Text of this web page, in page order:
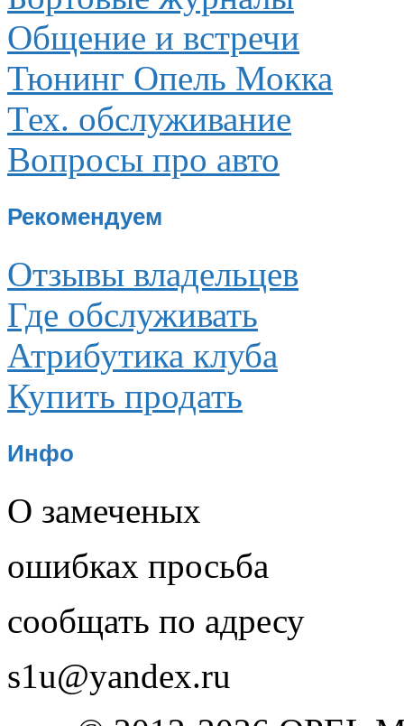
Общение и встречи
Тюнинг Опель Мокка
Тех. обслуживание
Вопросы про авто
Рекомендуем
Отзывы владельцев
Где обслуживать
Атрибутика клуба
Купить продать
Инфо
О замеченых
ошибках просьба
сообщать по адресу
s1u@yandex.ru